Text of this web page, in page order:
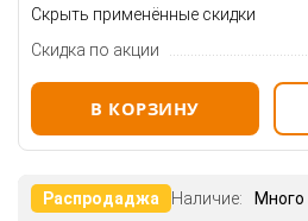
Скрыть применённые скидки
Скидка по акции
В КОРЗИНУ
Распродаджа Наличие: Много